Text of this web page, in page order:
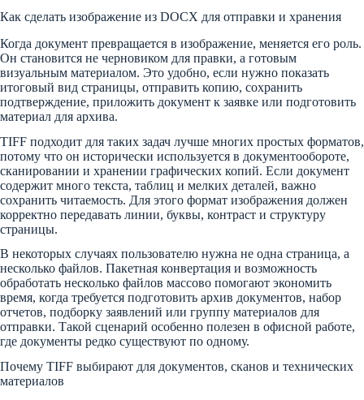
Как сделать изображение из DOCX для отправки и хранения
Когда документ превращается в изображение, меняется его роль.
Он становится не черновиком для правки, а готовым
визуальным материалом. Это удобно, если нужно показать
итоговый вид страницы, отправить копию, сохранить
подтверждение, приложить документ к заявке или подготовить
материал для архива.
TIFF подходит для таких задач лучше многих простых форматов,
потому что он исторически используется в документообороте,
сканировании и хранении графических копий. Если документ
содержит много текста, таблиц и мелких деталей, важно
сохранить читаемость. Для этого формат изображения должен
корректно передавать линии, буквы, контраст и структуру
страницы.
В некоторых случаях пользователю нужна не одна страница, а
несколько файлов. Пакетная конвертация и возможность
обработать несколько файлов массово помогают экономить
время, когда требуется подготовить архив документов, набор
отчетов, подборку заявлений или группу материалов для
отправки. Такой сценарий особенно полезен в офисной работе,
где документы редко существуют по одному.
Почему TIFF выбирают для документов, сканов и технических
материалов